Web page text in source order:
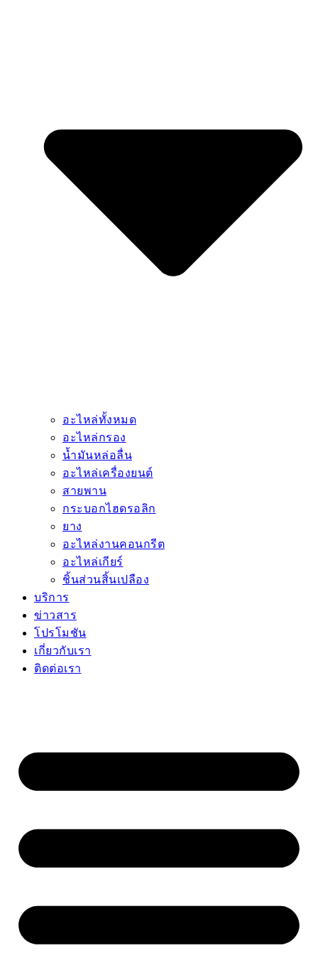
อะไหล่ทั้งหมด
อะไหล่กรอง
น้ำมันหล่อลื่น
อะไหล่เครื่องยนต์
สายพาน
กระบอกไฮดรอลิก
ยาง
อะไหล่งานคอนกรีต
อะไหล่เกียร์
ชิ้นส่วนสิ้นเปลือง
บริการ
ข่าวสาร
โปรโมชัน
เกี่ยวกับเรา
ติดต่อเรา